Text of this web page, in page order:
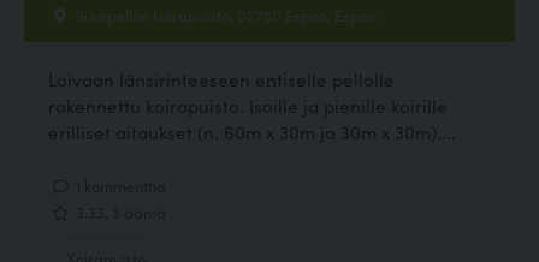
Suurpellon koirapuisto, 02750 Espoo, Espoo
Loivaan länsirinteeseen entiselle pellolle
rakennettu koirapuisto. Isoille ja pienille koirille
erilliset aitaukset (n. 60m x 30m ja 30m x 30m)....